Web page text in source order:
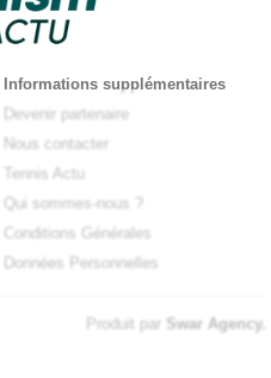
Informations supplémentaires
Devenir partenaire
Nous contacter
Tennis Actu
Qui sommes-nous ?
Conditions Générales
Données Personnelles
Produit par Swar Agency.